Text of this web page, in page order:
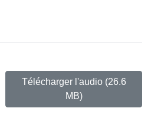
Télécharger l'audio (26.6
MB)